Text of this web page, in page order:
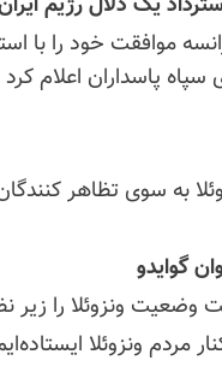
موافقت خود را با
پاسداران اعلام کرد
به سوی تظاهر
گوایدو
وضعیت ونزوئلا را زیر
مردم ونزوئلا